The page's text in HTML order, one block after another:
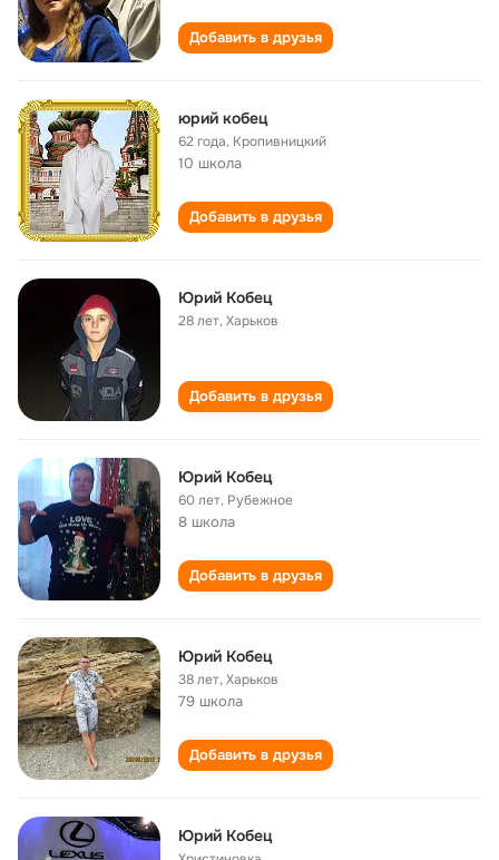
Добавить в друзья
юрий кобец
62 года, Кропивницкий
10 школа
Добавить в друзья
Юрий Кобец
28 лет,Харьков
Добавить в друзья
Юрий Кобец
60 лет, Рубежное
8 школа
Добавить в друзья
Юрий Кобец
38 лет,Харьков
79 школа
Добавить в друзья
Юрий Кобец